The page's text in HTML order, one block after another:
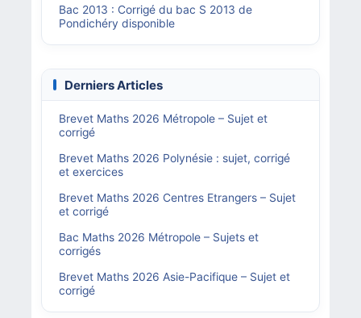
Bac 2013 : Corrigé du bac S 2013 de
Pondichéry disponible
Derniers Articles
Brevet Maths 2026 Métropole – Sujet et
corrigé
Brevet Maths 2026 Polynésie : sujet, corrigé
et exercices
Brevet Maths 2026 Centres Etrangers – Sujet
et corrigé
Bac Maths 2026 Métropole – Sujets et
corrigés
Brevet Maths 2026 Asie-Pacifique – Sujet et
corrigé